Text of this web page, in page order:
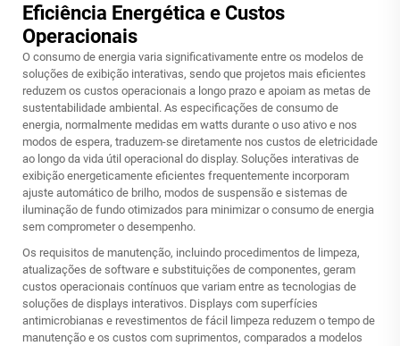
Eficiência Energética e Custos
Operacionais
O consumo de energia varia significativamente entre os modelos de
soluções de exibição interativas, sendo que projetos mais eficientes
reduzem os custos operacionais a longo prazo e apoiam as metas de
sustentabilidade ambiental. As especificações de consumo de
energia, normalmente medidas em watts durante o uso ativo e nos
modos de espera, traduzem-se diretamente nos custos de eletricidade
ao longo da vida útil operacional do display. Soluções interativas de
exibição energeticamente eficientes frequentemente incorporam
ajuste automático de brilho, modos de suspensão e sistemas de
iluminação de fundo otimizados para minimizar o consumo de energia
sem comprometer o desempenho.
Os requisitos de manutenção, incluindo procedimentos de limpeza,
atualizações de software e substituições de componentes, geram
custos operacionais contínuos que variam entre as tecnologias de
soluções de displays interativos. Displays com superfícies
antimicrobianas e revestimentos de fácil limpeza reduzem o tempo de
manutenção e os custos com suprimentos, comparados a modelos